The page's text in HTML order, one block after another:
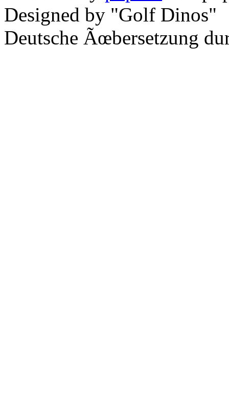
Designed by "Golf Dinos"
Deutsche Ãœbersetzung